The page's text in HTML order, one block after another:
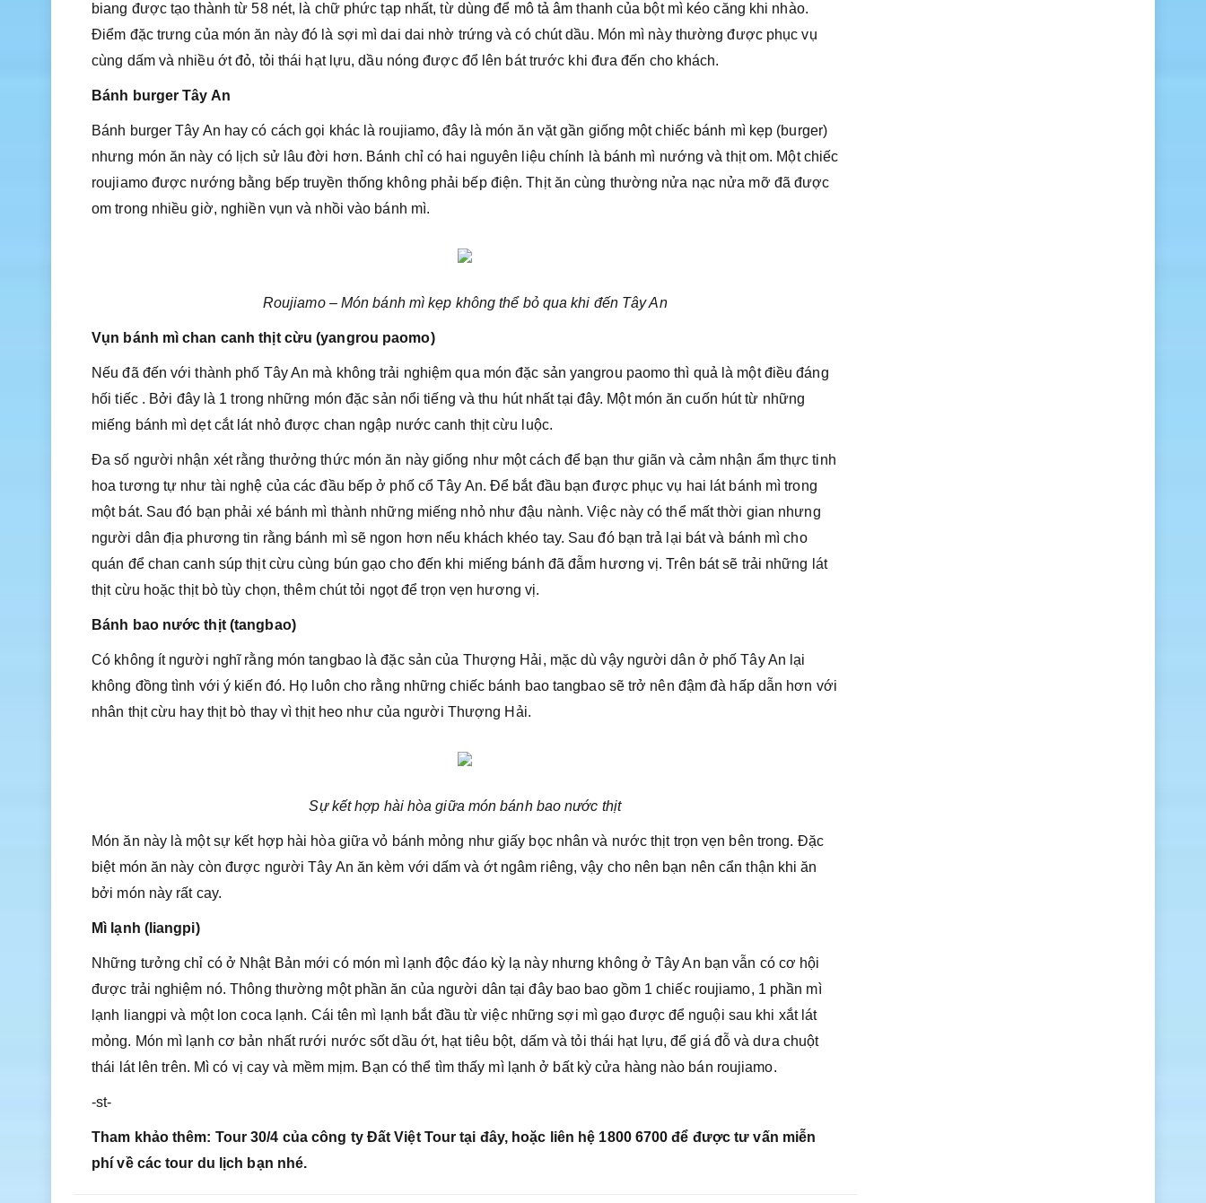
biang được tạo thành từ 58 nét, là chữ phức tạp nhất, từ dùng để mô tả âm thanh của bột mì kéo căng khi nhào.
Điểm đặc trưng của món ăn này đó là sợi mì dai dai nhờ trứng và có chút dầu. Món mì này thường được phục vụ
cùng dấm và nhiều ớt đỏ, tỏi thái hạt lựu, dầu nóng được đổ lên bát trước khi đưa đến cho khách.
Bánh burger Tây An
Bánh burger Tây An hay có cách gọi khác là roujiamo, đây là món ăn vặt gần giống một chiếc bánh mì kẹp (burger)
nhưng món ăn này có lịch sử lâu đời hơn. Bánh chỉ có hai nguyên liệu chính là bánh mì nướng và thịt om. Một chiếc
roujiamo được nướng bằng bếp truyền thống không phải bếp điện. Thịt ăn cùng thường nửa nạc nửa mỡ đã được
om trong nhiều giờ, nghiền vụn và nhồi vào bánh mì.
Roujiamo – Món bánh mì kẹp không thể bỏ qua khi đến Tây An
Vụn bánh mì chan canh thịt cừu (yangrou paomo)
Nếu đã đến với thành phố Tây An mà không trải nghiệm qua món đặc sản yangrou paomo thì quả là một điều đáng
hối tiếc . Bởi đây là 1 trong những món đặc sản nổi tiếng và thu hút nhất tại đây. Một món ăn cuốn hút từ những
miếng bánh mì dẹt cắt lát nhỏ được chan ngập nước canh thịt cừu luộc.
Đa số người nhận xét rằng thưởng thức món ăn này giống như một cách để bạn thư giãn và cảm nhận ẩm thực tinh
hoa tương tự như tài nghệ của các đầu bếp ở phố cổ Tây An. Để bắt đầu bạn được phục vụ hai lát bánh mì trong
một bát. Sau đó bạn phải xé bánh mì thành những miếng nhỏ như đậu nành. Việc này có thể mất thời gian nhưng
người dân địa phương tin rằng bánh mì sẽ ngon hơn nếu khách khéo tay. Sau đó bạn trả lại bát và bánh mì cho
quán để chan canh súp thịt cừu cùng bún gạo cho đến khi miếng bánh đã đẫm hương vị. Trên bát sẽ trải những lát
thịt cừu hoặc thịt bò tùy chọn, thêm chút tỏi ngọt để trọn vẹn hương vị.
Bánh bao nước thịt (tangbao)
Có không ít người nghĩ rằng món tangbao là đặc sản của Thượng Hải, mặc dù vậy người dân ở phố Tây An lại
không đồng tình với ý kiến đó. Họ luôn cho rằng những chiếc bánh bao tangbao sẽ trở nên đậm đà hấp dẫn hơn với
nhân thịt cừu hay thịt bò thay vì thịt heo như của người Thượng Hải.
Sự kết hợp hài hòa giữa món bánh bao nước thịt
Món ăn này là một sự kết hợp hài hòa giữa vỏ bánh mỏng như giấy bọc nhân và nước thịt trọn vẹn bên trong. Đặc
biệt món ăn này còn được người Tây An ăn kèm với dấm và ớt ngâm riêng, vậy cho nên bạn nên cẩn thận khi ăn
bởi món này rất cay.
Mì lạnh (liangpi)
Những tưởng chỉ có ở Nhật Bản mới có món mì lạnh độc đáo kỳ lạ này nhưng không ở Tây An bạn vẫn có cơ hội
được trải nghiệm nó. Thông thường một phần ăn của người dân tại đây bao bao gồm 1 chiếc roujiamo, 1 phần mì
lạnh liangpi và một lon coca lạnh. Cái tên mì lạnh bắt đầu từ việc những sợi mì gạo được để nguội sau khi xắt lát
mỏng. Món mì lạnh cơ bản nhất rưới nước sốt dầu ớt, hạt tiêu bột, dấm và tỏi thái hạt lựu, để giá đỗ và dưa chuột
thái lát lên trên. Mì có vị cay và mềm mịm. Bạn có thể tìm thấy mì lạnh ở bất kỳ cửa hàng nào bán roujiamo.
-st-
Tham khảo thêm: Tour 30/4 của công ty Đất Việt Tour tại đây, hoặc liên hệ 1800 6700 để được tư vấn miễn
phí về các tour du lịch bạn nhé.